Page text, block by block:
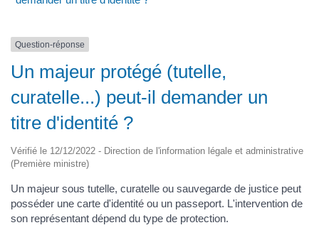
Question-réponse
Un majeur protégé (tutelle,
curatelle...) peut-il demander un
titre d'identité ?
Vérifié le 12/12/2022 - Direction de l'information légale et administrative
(Première ministre)
Un majeur sous tutelle, curatelle ou sauvegarde de justice peut
posséder une carte d'identité ou un passeport. L'intervention de
son représentant dépend du type de protection.